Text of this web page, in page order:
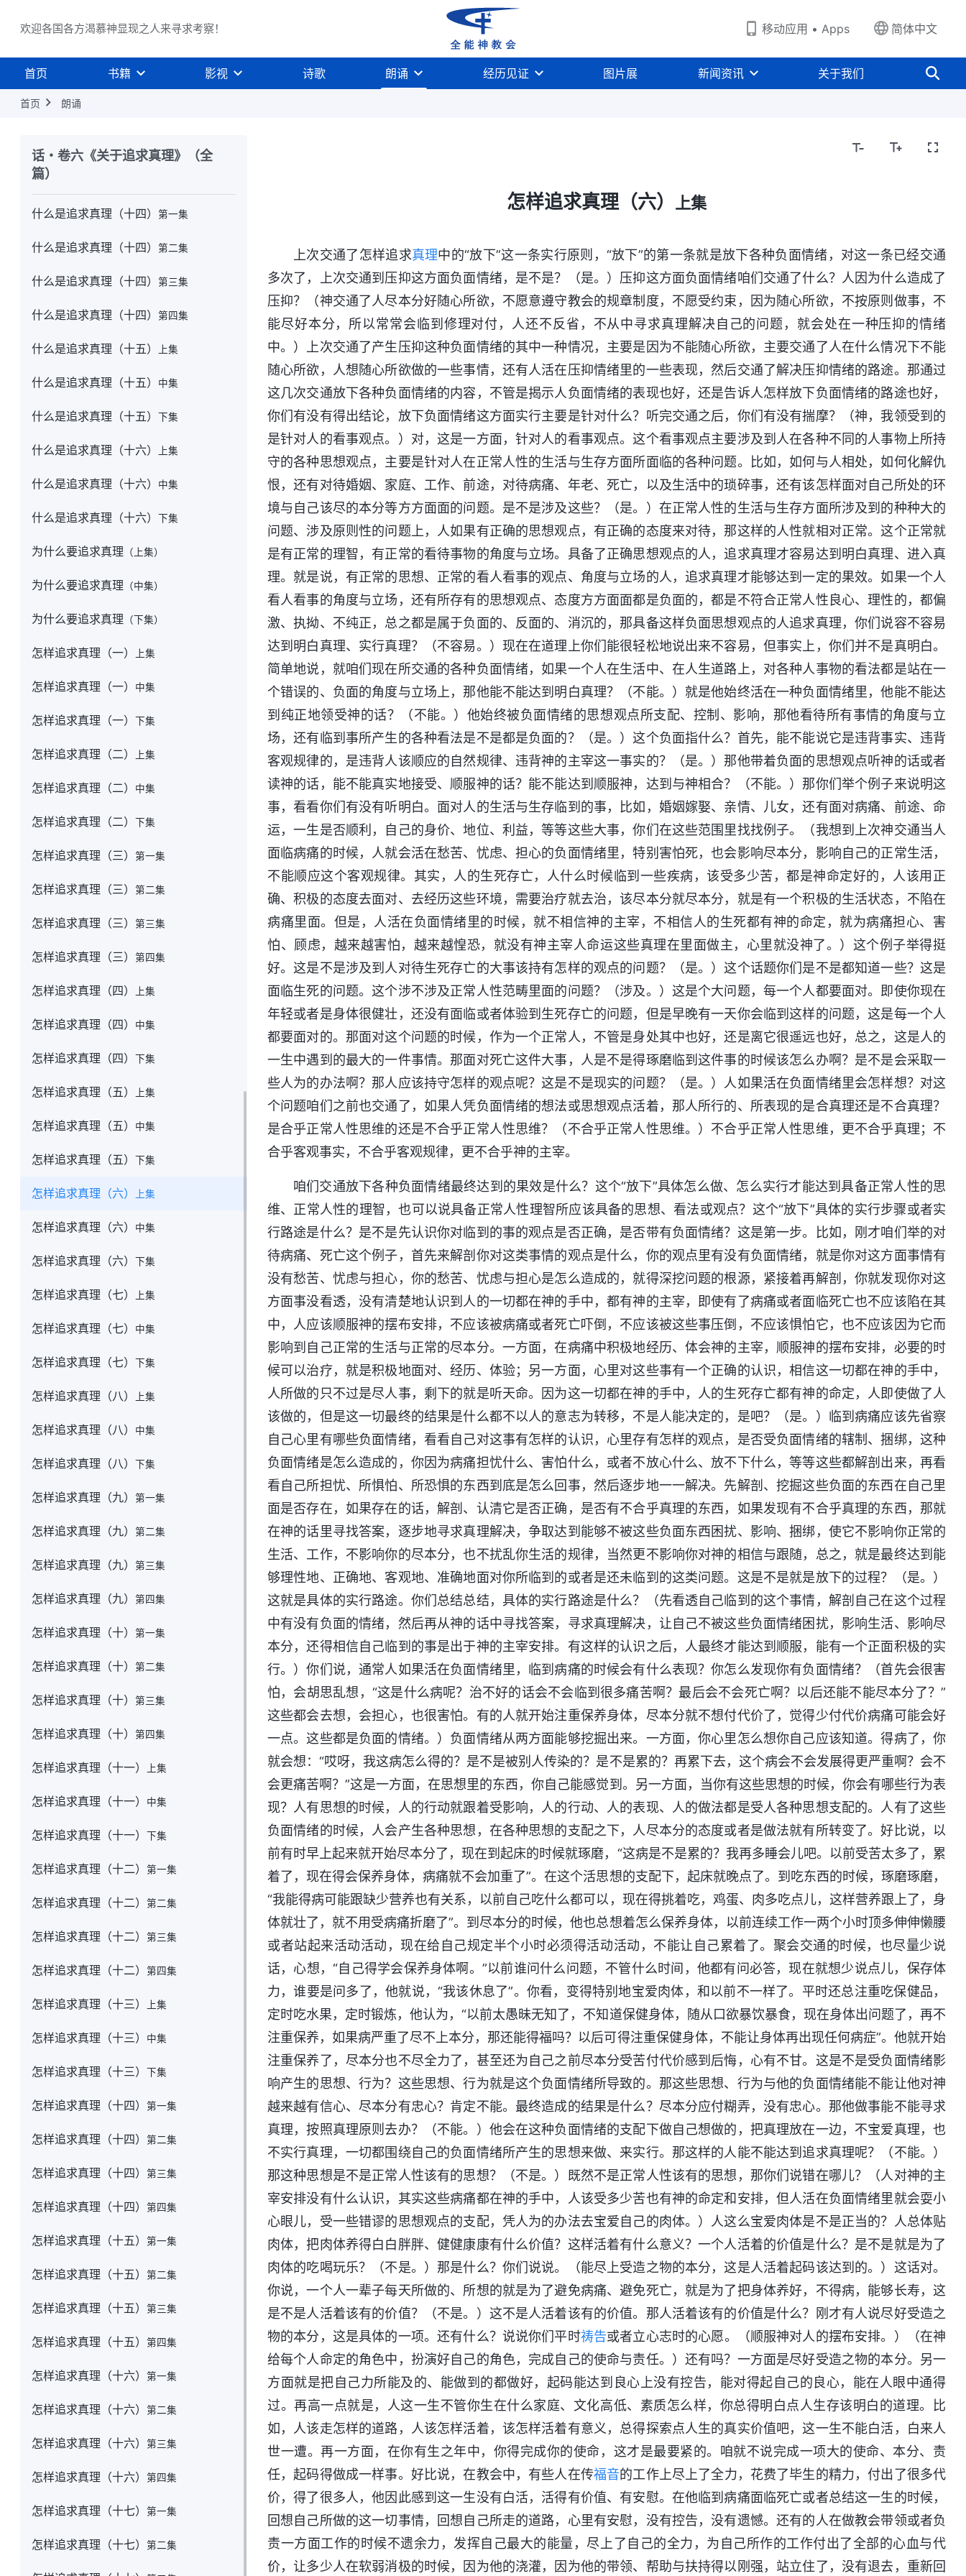
欢迎各国各方渴慕神显现之人来寻求考察！ 移动应用 • Apps 简体中文
首页 书籍 影视 诗歌 朗诵 经历见证 图片展 新闻资讯 关于我们
首页 朗诵
话・卷六《关于追求真理》（全
篇）
什么是追求真理（十二）
什么是追求真理（十三）
什么是追求真理（十三） 中集
什么是追求真理（十三）
什么是追求真理（十四） 第一集
什么是追求真理（十四） 第二集
什么是追求真理（十四） 第三集
什么是追求真理（十四） 第四集
什么是追求真理（十五） 上集
什么是追求真理（十五） 中集
什么是追求真理（十五） 下集
什么是追求真理（十六） 上集
什么是追求真理（十六） 中集
什么是追求真理（十六） 下集
为什么要追求真理 （上集）
为什么要追求真理 （中集）
为什么要追求真理 （下集）
怎样追求真理（一） 上集
怎样追求真理（一） 中集
怎样追求真理（一） 下集
怎样追求真理（二） 上集
怎样追求真理（二） 中集
怎样追求真理（二） 下集
怎样追求真理（三） 第一集
怎样追求真理（三） 第二集
怎样追求真理（三） 第三集
怎样追求真理（三） 第四集
怎样追求真理（四） 上集
怎样追求真理（四） 中集
怎样追求真理（四） 下集
怎样追求真理（五） 上集
怎样追求真理（五） 中集
怎样追求真理（五） 下集
怎样追求真理（六） 上集
怎样追求真理（六） 中集
怎样追求真理（六） 下集
怎样追求真理（七） 上集
怎样追求真理（七） 中集
怎样追求真理（七） 下集
怎样追求真理（八） 上集
怎样追求真理（八） 中集
怎样追求真理（八） 下集
怎样追求真理（九） 第一集
怎样追求真理（九） 第二集
怎样追求真理（九） 第三集
怎样追求真理（九） 第四集
怎样追求真理（十） 第一集
怎样追求真理（十） 第二集
怎样追求真理（十） 第三集
怎样追求真理（十） 第四集
怎样追求真理（十一） 上集
怎样追求真理（十一） 中集
怎样追求真理（十一） 下集
怎样追求真理（十二） 第一集
怎样追求真理（十二） 第二集
怎样追求真理（十二） 第三集
怎样追求真理（十二） 第四集
怎样追求真理（十三） 上集
怎样追求真理（十三） 中集
怎样追求真理（十三） 下集
怎样追求真理（十四） 第一集
怎样追求真理（十四） 第二集
怎样追求真理（十四） 第三集
怎样追求真理（十四） 第四集
怎样追求真理（十五） 第一集
怎样追求真理（十五） 第二集
怎样追求真理（十五） 第三集
怎样追求真理（十五） 第四集
怎样追求真理（十六） 第一集
怎样追求真理（十六） 第二集
怎样追求真理（十六） 第三集
怎样追求真理（十六） 第四集
怎样追求真理（十七） 第一集
怎样追求真理（十七） 第二集
怎样追求真理（六） 上集
上次交通了怎样追求真理中的“放下”这一条实行原则，“放下”的第一条就是放下各种负面情绪，对这一条已经交通
多次了，上次交通到压抑这方面负面情绪，是不是？（是。）压抑这方面负面情绪咱们交通了什么？人因为什么造成了
压抑？（神交通了人尽本分好随心所欲，不愿意遵守教会的规章制度，不愿受约束，因为随心所欲，不按原则做事，不
能尽好本分，所以常常会临到修理对付，人还不反省，不从中寻求真理解决自己的问题，就会处在一种压抑的情绪
中。）上次交通了产生压抑这种负面情绪的其中一种情况，主要是因为不能随心所欲，主要交通了人在什么情况下不能
随心所欲，人想随心所欲做的一些事情，还有人活在压抑情绪里的一些表现，然后交通了解决压抑情绪的路途。那通过
这几次交通放下各种负面情绪的内容，不管是揭示人负面情绪的表现也好，还是告诉人怎样放下负面情绪的路途也好，
你们有没有得出结论，放下负面情绪这方面实行主要是针对什么？听完交通之后，你们有没有揣摩？（神，我领受到的
是针对人的看事观点。）对，这是一方面，针对人的看事观点。这个看事观点主要涉及到人在各种不同的人事物上所持
守的各种思想观点，主要是针对人在正常人性的生活与生存方面所面临的各种问题。比如，如何与人相处，如何化解仇
恨，还有对待婚姻、家庭、工作、前途，对待病痛、年老、死亡，以及生活中的琐碎事，还有该怎样面对自己所处的环
境与自己该尽的本分等方方面面的问题。是不是涉及这些？（是。）在正常人性的生活与生存方面所涉及到的种种大的
问题、涉及原则性的问题上，人如果有正确的思想观点，有正确的态度来对待，那这样的人性就相对正常。这个正常就
是有正常的理智，有正常的看待事物的角度与立场。具备了正确思想观点的人，追求真理才容易达到明白真理、进入真
理。就是说，有正常的思想、正常的看人看事的观点、角度与立场的人，追求真理才能够达到一定的果效。如果一个人
看人看事的角度与立场，还有所存有的思想观点、态度方方面面都是负面的，都是不符合正常人性良心、理性的，都偏
激、执拗、不纯正，总之都是属于负面的、反面的、消沉的，那具备这样负面思想观点的人追求真理，你们说容不容易
达到明白真理、实行真理？（不容易。）现在在道理上你们能很轻松地说出来不容易，但事实上，你们并不是真明白。
简单地说，就咱们现在所交通的各种负面情绪，如果一个人在生活中、在人生道路上，对各种人事物的看法都是站在一
个错误的、负面的角度与立场上，那他能不能达到明白真理？（不能。）就是他始终活在一种负面情绪里，他能不能达
到纯正地领受神的话？（不能。）他始终被负面情绪的思想观点所支配、控制、影响，那他看待所有事情的角度与立
场，还有临到事所产生的各种看法是不是都是负面的？（是。）这个负面指什么？首先，能不能说它是违背事实、违背
客观规律的，是违背人该顺应的自然规律、违背神的主宰这一事实的？（是。）那他带着负面的思想观点听神的话或者
读神的话，能不能真实地接受、顺服神的话？能不能达到顺服神，达到与神相合？（不能。）那你们举个例子来说明这
事，看看你们有没有听明白。面对人的生活与生存临到的事，比如，婚姻嫁娶、亲情、儿女，还有面对病痛、前途、命
运，一生是否顺利，自己的身价、地位、利益，等等这些大事，你们在这些范围里找找例子。（我想到上次神交通当人
面临病痛的时候，人就会活在愁苦、忧虑、担心的负面情绪里，特别害怕死，也会影响尽本分，影响自己的正常生活，
不能顺应这个客观规律。其实，人的生死存亡，人什么时候临到一些疾病，该受多少苦，都是神命定好的，人该用正
确、积极的态度去面对、去经历这些环境，需要治疗就去治，该尽本分就尽本分，就是有一个积极的生活状态，不陷在
病痛里面。但是，人活在负面情绪里的时候，就不相信神的主宰，不相信人的生死都有神的命定，就为病痛担心、害
怕、顾虑，越来越害怕，越来越惶恐，就没有神主宰人命运这些真理在里面做主，心里就没神了。）这个例子举得挺
好。这是不是涉及到人对待生死存亡的大事该持有怎样的观点的问题？（是。）这个话题你们是不是都知道一些？这是
面临生死的问题。这个涉不涉及正常人性范畴里面的问题？（涉及。）这是个大问题，每一个人都要面对。即使你现在
年轻或者是身体很健壮，还没有面临或者体验到生死存亡的问题，但是早晚有一天你会临到这样的问题，这是每一个人
都要面对的。那面对这个问题的时候，作为一个正常人，不管是身处其中也好，还是离它很遥远也好，总之，这是人的
一生中遇到的最大的一件事情。那面对死亡这件大事，人是不是得琢磨临到这件事的时候该怎么办啊？是不是会采取一
些人为的办法啊？那人应该持守怎样的观点呢？这是不是现实的问题？（是。）人如果活在负面情绪里会怎样想？对这
个问题咱们之前也交通了，如果人凭负面情绪的想法或思想观点活着，那人所行的、所表现的是合真理还是不合真理？
是合乎正常人性思维的还是不合乎正常人性思维？（不合乎正常人性思维。）不合乎正常人性思维，更不合乎真理；不
合乎客观事实，不合乎客观规律，更不合乎神的主宰。
咱们交通放下各种负面情绪最终达到的果效是什么？这个“放下”具体怎么做、怎么实行才能达到具备正常人性的思
维、正常人性的理智，也可以说具备正常人性理智所应该具备的思想、看法或观点？这个“放下”具体的实行步骤或者实
行路途是什么？是不是先认识你对临到的事的观点是否正确，是否带有负面情绪？这是第一步。比如，刚才咱们举的对
待病痛、死亡这个例子，首先来解剖你对这类事情的观点是什么，你的观点里有没有负面情绪，就是你对这方面事情有
没有愁苦、忧虑与担心，你的愁苦、忧虑与担心是怎么造成的，就得深挖问题的根源，紧接着再解剖，你就发现你对这
方面事没看透，没有清楚地认识到人的一切都在神的手中，都有神的主宰，即使有了病痛或者面临死亡也不应该陷在其
中，人应该顺服神的摆布安排，不应该被病痛或者死亡吓倒，不应该被这些事压倒，不应该惧怕它，也不应该因为它而
影响到自己正常的生活与正常的尽本分。一方面，在病痛中积极地经历、体会神的主宰，顺服神的摆布安排，必要的时
候可以治疗，就是积极地面对、经历、体验；另一方面，心里对这些事有一个正确的认识，相信这一切都在神的手中，
人所做的只不过是尽人事，剩下的就是听天命。因为这一切都在神的手中，人的生死存亡都有神的命定，人即使做了人
该做的，但是这一切最终的结果是什么都不以人的意志为转移，不是人能决定的，是吧？（是。）临到病痛应该先省察
自己心里有哪些负面情绪，看看自己对这事有怎样的认识，心里存有怎样的观点，是否受负面情绪的辖制、捆绑，这种
负面情绪是怎么造成的，你因为病痛担忧什么、害怕什么，或者不放心什么、放不下什么，等等这些都解剖出来，再看
看自己所担忧、所惧怕、所恐惧的东西到底是怎么回事，然后逐步地一一解决。先解剖、挖掘这些负面的东西在自己里
面是否存在，如果存在的话，解剖、认清它是否正确，是否有不合乎真理的东西，如果发现有不合乎真理的东西，那就
在神的话里寻找答案，逐步地寻求真理解决，争取达到能够不被这些负面东西困扰、影响、捆绑，使它不影响你正常的
生活、工作，不影响你的尽本分，也不扰乱你生活的规律，当然更不影响你对神的相信与跟随，总之，就是最终达到能
够理性地、正确地、客观地、准确地面对你所临到的或者是还未临到的这类问题。这是不是就是放下的过程？（是。）
这就是具体的实行路途。你们总结总结，具体的实行路途是什么？（先看透自己临到的这个事情，解剖自己在这个过程
中有没有负面的情绪，然后再从神的话中寻找答案，寻求真理解决，让自己不被这些负面情绪困扰，影响生活、影响尽
本分，还得相信自己临到的事是出于神的主宰安排。有这样的认识之后，人最终才能达到顺服，能有一个正面积极的实
行。）你们说，通常人如果活在负面情绪里，临到病痛的时候会有什么表现？你怎么发现你有负面情绪？（首先会很害
怕，会胡思乱想，“这是什么病呢？治不好的话会不会临到很多痛苦啊？最后会不会死亡啊？以后还能不能尽本分了？”
这些都会去想，会担心，也很害怕。有的人就开始注重保养身体，尽本分就不想付代价了，觉得少付代价病痛可能会好
一点。这些都是负面的情绪。）负面情绪从两方面能够挖掘出来。一方面，你心里怎么想你自己应该知道。得病了，你
就会想：“哎呀，我这病怎么得的？是不是被别人传染的？是不是累的？再累下去，这个病会不会发展得更严重啊？会不
会更痛苦啊？”这是一方面，在思想里的东西，你自己能感觉到。另一方面，当你有这些思想的时候，你会有哪些行为表
现？人有思想的时候，人的行动就跟着受影响，人的行动、人的表现、人的做法都是受人各种思想支配的。人有了这些
负面情绪的时候，人会产生各种思想，在各种思想的支配之下，人尽本分的态度或者是做法就有所转变了。好比说，以
前有时早上起来就开始尽本分了，现在到起床的时候就琢磨，“这病是不是累的？我再多睡会儿吧。以前受苦太多了，累
着了，现在得会保养身体，病痛就不会加重了”。在这个活思想的支配下，起床就晚点了。到吃东西的时候，琢磨琢磨，
“我能得病可能跟缺少营养也有关系，以前自己吃什么都可以，现在得挑着吃，鸡蛋、肉多吃点儿，这样营养跟上了，身
体就壮了，就不用受病痛折磨了”。到尽本分的时候，他也总想着怎么保养身体，以前连续工作一两个小时顶多伸伸懒腰
或者站起来活动活动，现在给自己规定半个小时必须得活动活动，不能让自己累着了。聚会交通的时候，也尽量少说
话，心想，“自己得学会保养身体啊。”以前谁问什么问题，不管什么时间，他都有问必答，现在就想少说点儿，保存体
力，谁要是问多了，他就说，“我该休息了”。你看，变得特别地宝爱肉体，和以前不一样了。平时还总注重吃保健品，
定时吃水果，定时锻炼，他认为，“以前太愚昧无知了，不知道保健身体，随从口欲暴饮暴食，现在身体出问题了，再不
注重保养，如果病严重了尽不上本分，那还能得福吗？以后可得注重保健身体，不能让身体再出现任何病症”。他就开始
注重保养了，尽本分也不尽全力了，甚至还为自己之前尽本分受苦付代价感到后悔，心有不甘。这是不是受负面情绪影
响产生的思想、行为？这些思想、行为就是这个负面情绪所导致的。那这些思想、行为与他的负面情绪能不能让他对神
越来越有信心、尽本分有忠心？肯定不能。最终造成的结果是什么？尽本分应付糊弄，没有忠心。那他做事能不能寻求
真理，按照真理原则去办？（不能。）他会在这种负面情绪的支配下做自己想做的，把真理放在一边，不宝爱真理，也
不实行真理，一切都围绕自己的负面情绪所产生的思想来做、来实行。那这样的人能不能达到追求真理呢？（不能。）
那这种思想是不是正常人性该有的思想？（不是。）既然不是正常人性该有的思想，那你们说错在哪儿？（人对神的主
宰安排没有什么认识，其实这些病痛都在神的手中，人该受多少苦也有神的命定和安排，但人活在负面情绪里就会耍小
心眼儿，受一些错谬的思想观点的支配，凭人为的办法去宝爱自己的肉体。）人这么宝爱肉体是不是正当的？人总体贴
肉体，把肉体养得白白胖胖、健健康康有什么价值？这样活着有什么意义？一个人活着的价值是什么？是不是就是为了
肉体的吃喝玩乐？（不是。）那是什么？你们说说。（能尽上受造之物的本分，这是人活着起码该达到的。）这话对。
你说，一个人一辈子每天所做的、所想的就是为了避免病痛、避免死亡，就是为了把身体养好，不得病，能够长寿，这
是不是人活着该有的价值？（不是。）这不是人活着该有的价值。那人活着该有的价值是什么？刚才有人说尽好受造之
物的本分，这是具体的一项。还有什么？说说你们平时祷告或者立心志时的心愿。（顺服神对人的摆布安排。）（在神
给每个人命定的角色中，扮演好自己的角色，完成自己的使命与责任。）还有吗？一方面是尽好受造之物的本分。另一
方面就是把自己力所能及的、能做到的都做好，起码能达到良心上没有控告，能对得起自己的良心，能在人眼中通得
过。再高一点就是，人这一生不管你生在什么家庭、文化高低、素质怎么样，你总得明白点人生存该明白的道理。比
如，人该走怎样的道路，人该怎样活着，该怎样活着有意义，总得探索点人生的真实价值吧，这一生不能白活，白来人
世一遭。再一方面，在你有生之年中，你得完成你的使命，这才是最要紧的。咱就不说完成一项大的使命、本分、责
任，起码得做成一样事。好比说，在教会中，有些人在传福音的工作上尽上了全力，花费了毕生的精力，付出了很多代
价，得了很多人，他因此感到这一生没有白活，活得有价值、有安慰。在他临到病痛面临死亡或者总结这一生的时候，
回想自己所做的这一切事情，回想自己所走的道路，心里有安慰，没有控告，没有遗憾。还有的人在做教会带领或者负
责一方面工作的时候不遗余力，发挥自己最大的能量，尽上了自己的全力，为自己所作的工作付出了全部的心血与代
价，让多少人在软弱消极的时候，因为他的浇灌，因为他的带领、帮助与扶持得以刚强，站立住了，没有退去，重新回